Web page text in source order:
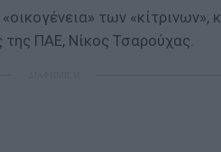
των «κίτρινων»,
ΠΑΕ, Νίκος Τσαρούχας.